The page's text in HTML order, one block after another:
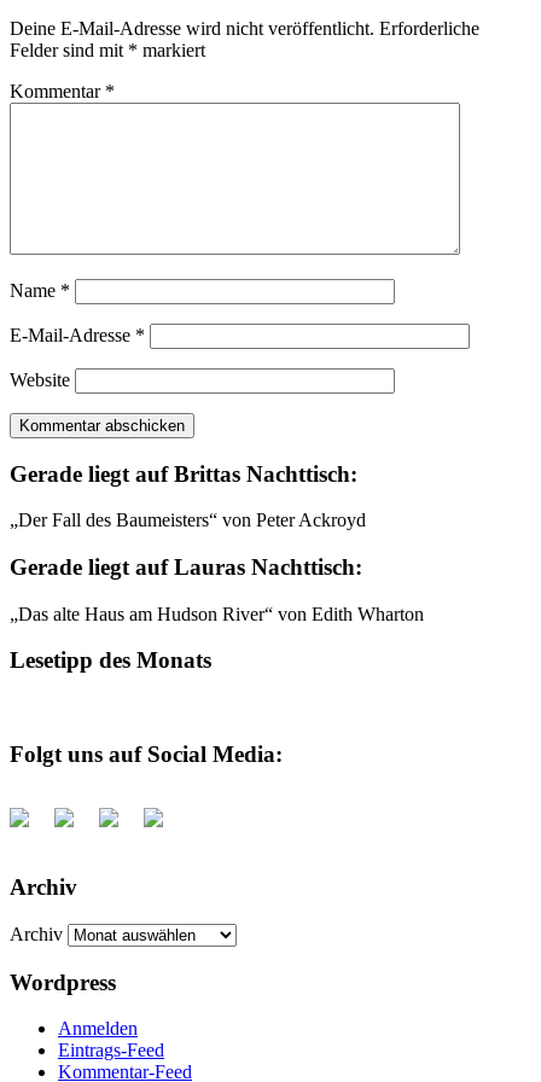
Veronica
Cray;
Henrietta
Savernake;
Gerda
Deine E-Mail-Adresse wird nicht veröffentlicht. Erforderliche
Felder sind mit * markiert
Kommentar *
Name *
E-Mail-Adresse *
Website
Gerade liegt auf Brittas Nachttisch:
„Der Fall des Baumeisters“ von Peter Ackroyd
Gerade liegt auf Lauras Nachttisch:
„Das alte Haus am Hudson River“ von Edith Wharton
Lesetipp des Monats
Folgt uns auf Social Media:
Archiv
Archiv
Wordpress
Anmelden
Eintrags-Feed
Kommentar-Feed